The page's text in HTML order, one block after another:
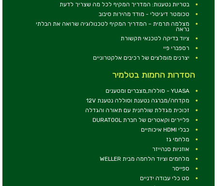
בטריות נטענות: המדריך המקיף לכל מה שצריך לדעת
טכומטר דיגיטלי - מודד מהירות סיבוב
מצלמה תרמית – המדריך המקיף לטכנולוגיה שרואה את הבלתי
נראה
ציוד בדיקה לטכנאי תקשורת
רספברי פיי
יצרנים מומלצים של רכיבים אלקטרוניים
הסדרות החמות בטלמיר
YUASA - סוללות,מצברים ומטענים
מקדחה/מברגה נטענת וסוללה נטענת 12V
זכוכית מגדלת שולחנית עם תאורה והגדלה
פליירים וקאטרים של חברת DURATOOL
כבלי HDMI איכותיים
מלחמי גז
אוזניות סנהייזר
מלחמים וציוד הלחמה מבית WELLER
ספייסר
סט כלי עבודה ידניים